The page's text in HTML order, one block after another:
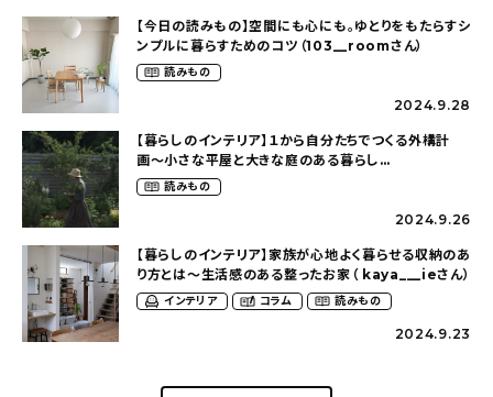
【今日の読みもの】空間にも心にも。ゆとりをもたらすシ
ンプルに暮らすためのコツ（103__roomさん）
読みもの
2024.9.28
【暮らしのインテリア】１から自分たちでつくる外構計
画〜小さな平屋と大きな庭のある暮らし
（tsumikiniwaさん）
読みもの
2024.9.26
【暮らしのインテリア】家族が心地よく暮らせる収納のあ
り方とは〜生活感のある整ったお家（ kaya___ieさん）
インテリア コラム 読みもの
2024.9.23